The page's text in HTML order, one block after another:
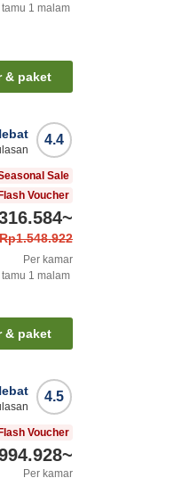
tamu 1 malam
& paket
4.4
Sale
Flash Voucher
~
Rp1.548.922
Per kamar
tamu 1 malam
& paket
4.5
Flash Voucher
~
Per kamar